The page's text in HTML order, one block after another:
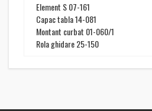
Element S 07-161
Capac tabla 14-081
Montant curbat 01-060/1
Rola ghidare 25-150